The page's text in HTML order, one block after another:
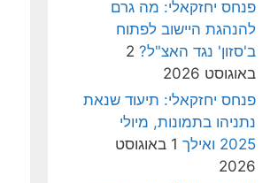
פנחס יחזקאלי: מה גרם
להנהגת היישוב לפתוח
ב'סזון' נגד האצ"ל? 2
באוגוסט 2026
פנחס יחזקאלי: תיעוד שנאת
נתניהו בתמונות, מיולי
2025 ואילך
1 באוגוסט
2026